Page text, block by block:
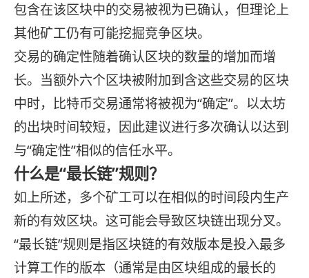
包含在该区块中的交易被视为已确认，但理论上
其他矿工仍有可能挖掘竞争区块。
交易的确定性随着确认区块的数量的增加而增
长。当额外六个区块被附加到含这些交易的区块
中时，比特币交易通常将被视为“确定”。以太坊
的出块时间较短，因此建议进行多次确认以达到
与“确定性”相似的信任水平。
什么是“最长链”规则？
如上所述，多个矿工可以在相似的时间段内生产
新的有效区块。这可能会导致区块链出现分叉。
“最长链”规则是指区块链的有效版本是投入最多
计算工作的版本（通常是由区块组成的最长的